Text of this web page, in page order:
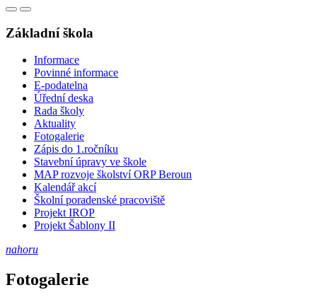
Základní škola
Informace
Povinné informace
E-podatelna
Úřední deska
Rada školy
Aktuality
Fotogalerie
Zápis do 1.ročníku
Stavební úpravy ve škole
MAP rozvoje školství ORP Beroun
Kalendář akcí
Školní poradenské pracoviště
Projekt IROP
Projekt Šablony II
nahoru
Fotogalerie